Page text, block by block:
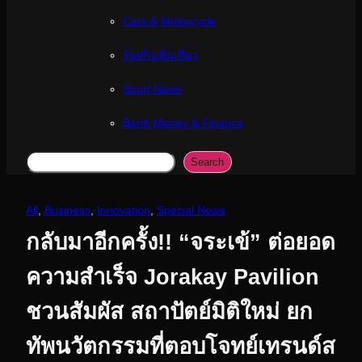
Cars & Motorcycle
ร้อยกินพันเที่ยว
Sport News
ฺBanK Money & Finance
Search Search
All Business Innovation Special News
กลับมาอีกครั้ง!! “จระเข้” ต่อยอด
ความสำเร็จ Jorakay Pavilion
ชวนสัมผัส สถาปัตย์มิติใหม่ ยก
ทัพนวัตกรรมที่ตอบโจทย์เทรนด์ส